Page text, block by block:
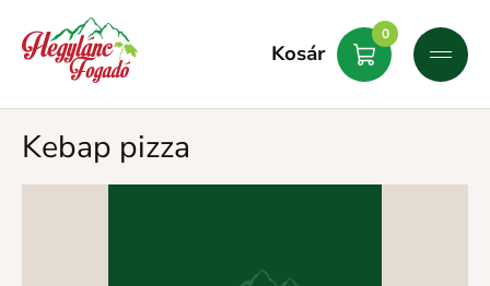
Kosár
0
Kebap pizza